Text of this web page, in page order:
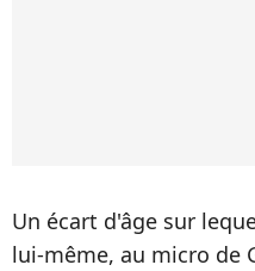
Un écart d'âge sur
lui-même, au micro de